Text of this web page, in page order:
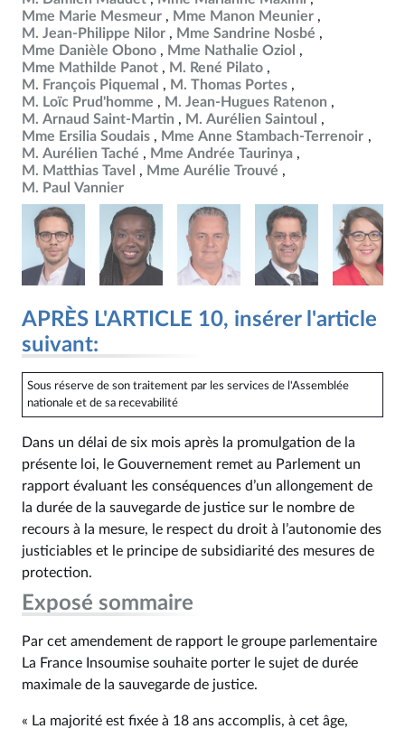
Mme Marie Mesmeur
Mme Manon Meunier
M. Jean-Philippe Nilor
Mme Sandrine Nosbé
Mme Danièle Obono
Mme Nathalie Oziol
Mme Mathilde Panot
M. René Pilato
M. François Piquemal
M. Thomas Portes
M. Loïc Prud'homme
M. Jean-Hugues Ratenon
M. Arnaud Saint-Martin
M. Aurélien Saintoul
Mme Ersilia Soudais
Mme Anne Stambach-Terrenoir
M. Aurélien Taché
Mme Andrée Taurinya
M. Matthias Tavel
Mme Aurélie Trouvé
M. Paul Vannier
APRÈS L'ARTICLE 10, insérer l'article
suivant:
Sous réserve de son traitement par les services de l'Assemblée
nationale et de sa recevabilité
Dans un délai de six mois après la promulgation de la
présente loi, le Gouvernement remet au Parlement un
rapport évaluant les conséquences d’un allongement de
la durée de la sauvegarde de justice sur le nombre de
recours à la mesure, le respect du droit à l’autonomie des
justiciables et le principe de subsidiarité des mesures de
protection.
Exposé sommaire
Par cet amendement de rapport le groupe parlementaire
La France Insoumise souhaite porter le sujet de durée
maximale de la sauvegarde de justice.
« La majorité est fixée à 18 ans accomplis, à cet âge,